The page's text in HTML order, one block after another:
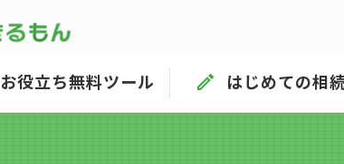
お役立ち無料ツール はじめての相